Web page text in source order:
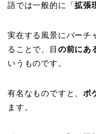
語では一般的に「拡張
実在する風景にバーチ
ることで、目 の前にあ
いうものです。
有名なものですと、ポ
ます。